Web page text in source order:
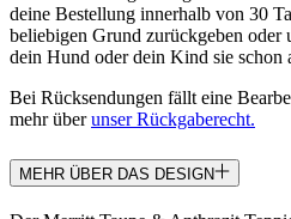
deine Bestellung innerhalb von 30
beliebigen Grund zurückgeben oder
dein Hund oder dein Kind sie schon
Bei Rücksendungen fällt eine
mehr überunser Rückgaberecht.
MEHR ÜBER DAS DESIGN